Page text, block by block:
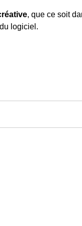
, que ce soit
logiciel.